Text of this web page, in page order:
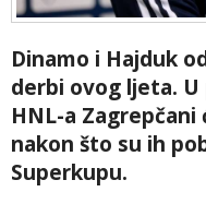
Dinamo i Hajduk
derbi ovog ljeta.
HNL-a
nakon što su ih
Superkupu.